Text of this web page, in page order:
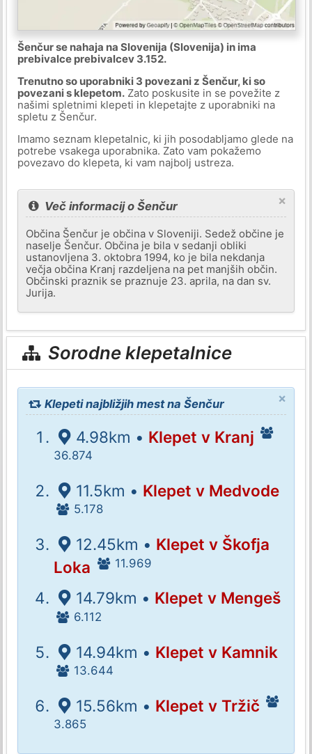
Šenčur se nahaja na Slovenija (Slovenija) in ima
prebivalce prebivalcev 3.152.
Trenutno so uporabniki 3 povezani z Šenčur, ki so
povezani s klepetom.Zato poskusite in se povežite z
našimi spletnimi klepeti in klepetajte z uporabniki na
spletu z Šenčur.
Imamo seznam klepetalnic, ki jih posodabljamo glede na
potrebe vsakega uporabnika. Zato vam pokažemo
povezavo do klepeta, ki vam najbolj ustreza.
×
Več informacij o Šenčur
Občina Šenčur je občina v Sloveniji. Sedež občine je
naselje Šenčur. Občina je bila v sedanji obliki
ustanovljena 3. oktobra 1994, ko je bila nekdanja
večja občina Kranj razdeljena na pet manjših občin.
Občinski praznik se praznuje 23. aprila, na dan sv.
Jurija.
Sorodne klepetalnice
×
Klepeti najbližjih mest na Šenčur
4.98km • Klepet v Kranj
36.874
11.5km • Klepet v Medvode
5.178
12.45km • Klepet v Škofja
Loka
11.969
14.79km • Klepet v Mengeš
6.112
14.94km • Klepet v Kamnik
13.644
15.56km • Klepet v Tržič
3.865